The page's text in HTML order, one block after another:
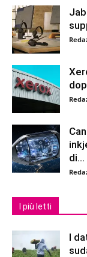
di...
I più letti
I